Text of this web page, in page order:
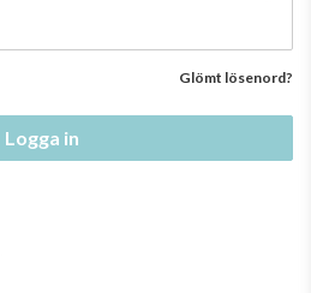
Glömt lösenord?
Logga in